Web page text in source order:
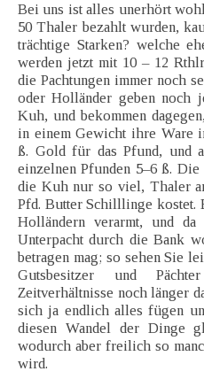
Bei uns ist alles unerhört
50 Thaler bezahlt wurden,
trächtige Starken? welche
werden jetzt mit 10 – 12
die Pachtungen immer noch
oder Holländer geben noch
Kuh, und bekommen
in einem Gewicht ihre Ware
ß. Gold für das Pfund, und
einzelnen Pfunden 5–6 ß. Die
die Kuh nur so viel, Thaler
Pfd. Butter Schilllinge kostet.
Holländern verarmt, und
Unterpacht durch die Bank
betragen mag; so sehen Sie
Gutsbesitzer und
Zeitverhältnisse noch länger
sich ja endlich alles fügen
diesen Wandel der Dinge
wodurch aber freilich so
wird.